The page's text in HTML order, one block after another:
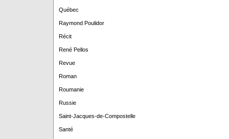
Québec
Raymond Poulidor
Récit
René Pellos
Revue
Roman
Roumanie
Russie
Saint-Jacques-de-Compostelle
Santé